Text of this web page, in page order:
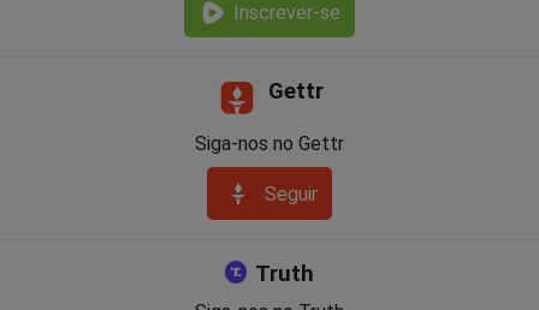
Inscrever-se
Gettr
Siga-nos no Gettr
Seguir
Truth